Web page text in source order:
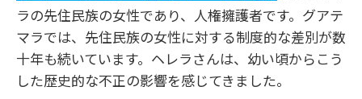
ラの先住民族の女性であり、人権擁護者です。グアテ
マラでは、先住民族の女性に対する制度的な差別が数
十年も続いています。ヘレラさんは、幼い頃からこう
した歴史的な不正の影響を感じてきました。